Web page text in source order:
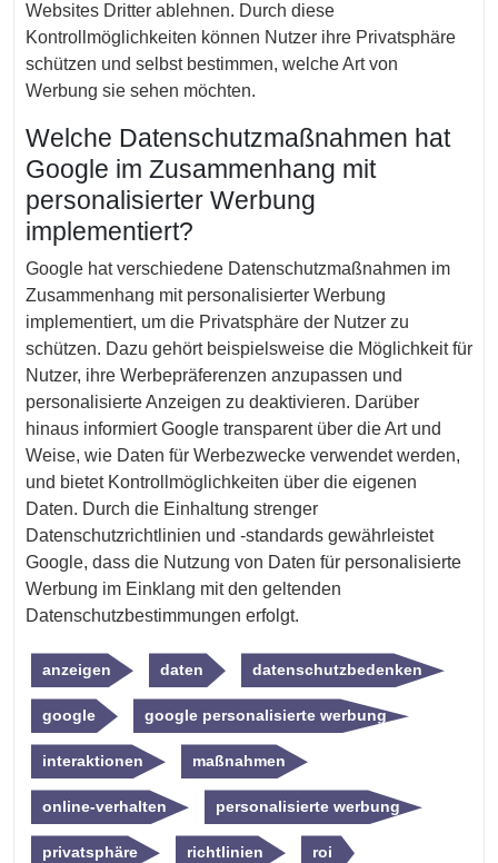
Websites Dritter ablehnen. Durch diese
Kontrollmöglichkeiten können Nutzer ihre Privatsphäre
schützen und selbst bestimmen, welche Art von
Werbung sie sehen möchten.
Welche Datenschutzmaßnahmen hat
Google im Zusammenhang mit
personalisierter Werbung
implementiert?
Google hat verschiedene Datenschutzmaßnahmen im
Zusammenhang mit personalisierter Werbung
implementiert, um die Privatsphäre der Nutzer zu
schützen. Dazu gehört beispielsweise die Möglichkeit für
Nutzer, ihre Werbepräferenzen anzupassen und
personalisierte Anzeigen zu deaktivieren. Darüber
hinaus informiert Google transparent über die Art und
Weise, wie Daten für Werbezwecke verwendet werden,
und bietet Kontrollmöglichkeiten über die eigenen
Daten. Durch die Einhaltung strenger
Datenschutzrichtlinien und -standards gewährleistet
Google, dass die Nutzung von Daten für personalisierte
Werbung im Einklang mit den geltenden
Datenschutzbestimmungen erfolgt.
anzeigen daten datenschutzbedenken
google google personalisierte werbung
interaktionen maßnahmen
online-verhalten personalisierte werbung
privatsphäre richtlinien roi